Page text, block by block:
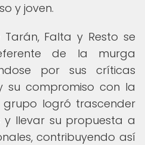
y joven.
Falta y Resto se
de la murga
por sus críticas
su compromiso con la
logró trascender
y llevar su propuesta a
contribuyendo así